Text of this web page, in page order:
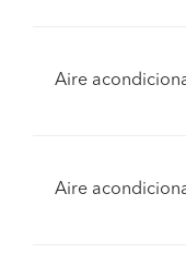
Aire
Aire